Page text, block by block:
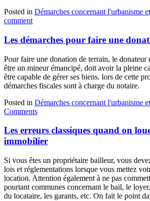
Posted in Démarches concernant l'urbanisme
comment
Les démarches pour faire une
Pour faire une donation de terrain, le donateur
être un mineur émancipé, doit avoir la pleine
être capable de gérer ses biens. lors de cette
démarches fiscales sont à charge du notaire.
Posted in Démarches concernant l'urbanisme
Comments
Les erreurs classiques quand on
immobilier
Si vous êtes un propriétaire bailleur, vous
lois et réglementations lorsque vous mettez
location. Attention également à ne pas
pourtant communes concernant le bail, le
du locataire, les garants, etc. On fait le point